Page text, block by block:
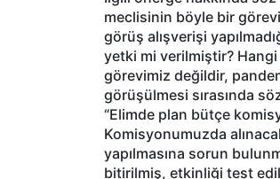
meclisinin böyle bir görevi
görüş alışverişi
yetki mi verilmiştir? Hangi
görevimiz değildir,
görüşülmesi sırasında
“Elimde plan bütçe
Komisyonumuzda
yapılmasına sorun
bitirilmiş, etkinliği test